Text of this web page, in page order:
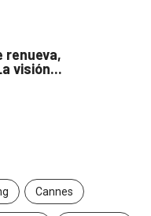
renueva,
visión...
Cannes